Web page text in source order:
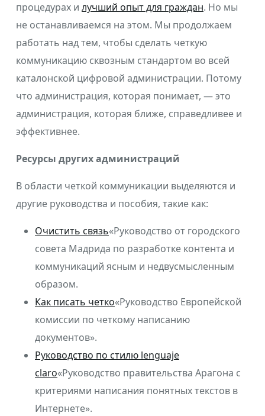
процедурах и лучший опыт для граждан. Но мы
не останавливаемся на этом. Мы продолжаем
работать над тем, чтобы сделать четкую
коммуникацию сквозным стандартом во всей
каталонской цифровой администрации. Потому
что администрация, которая понимает, — это
администрация, которая ближе, справедливее и
эффективнее.
Ресурсы других администраций
В области четкой коммуникации выделяются и
другие руководства и пособия, такие как:
Очистить связь«Руководство от городского
совета Мадрида по разработке контента и
коммуникаций ясным и недвусмысленным
образом.
Как писать четко«Руководство Европейской
комиссии по четкому написанию
документов».
Руководство по стилю lenguaje
claro«Руководство правительства Арагона с
критериями написания понятных текстов в
Интернете».